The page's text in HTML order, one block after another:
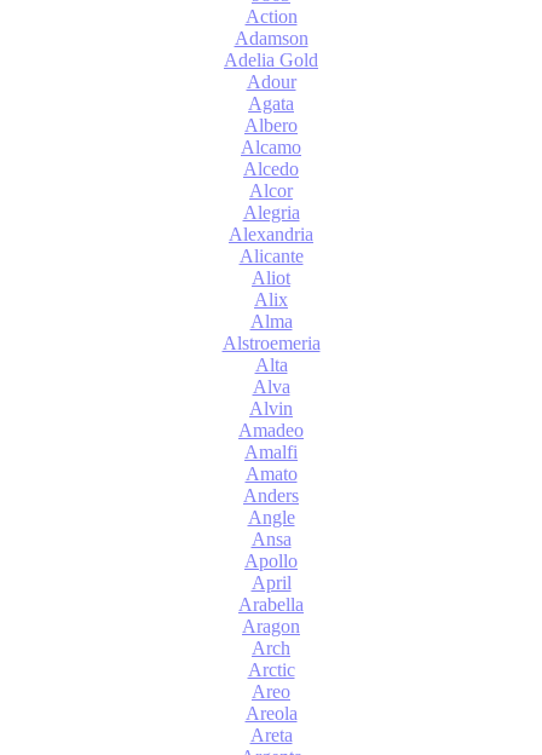
Action
Adamson
Adelia Gold
Adour
Agata
Albero
Alcamo
Alcedo
Alcor
Alegria
Alexandria
Alicante
Aliot
Alix
Alma
Alstroemeria
Alta
Alva
Alvin
Amadeo
Amalfi
Amato
Anders
Angle
Ansa
Apollo
April
Arabella
Aragon
Arch
Arctic
Areo
Areola
Areta